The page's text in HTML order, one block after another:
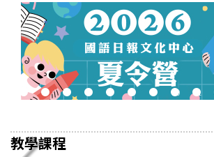
4 5 6 7 8 9 10 11
教學課程